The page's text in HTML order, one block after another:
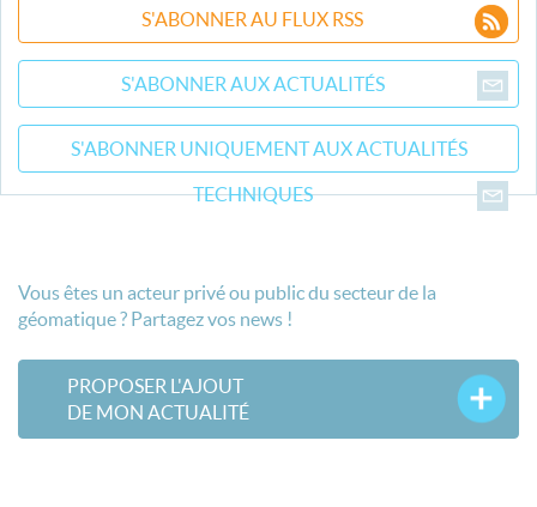
S'ABONNER AU FLUX RSS
S'ABONNER AUX ACTUALITÉS
S'ABONNER UNIQUEMENT AUX ACTUALITÉS
TECHNIQUES
Vous êtes un acteur privé ou public du secteur de la
géomatique ? Partagez vos news !
PROPOSER L'AJOUT
DE MON ACTUALITÉ